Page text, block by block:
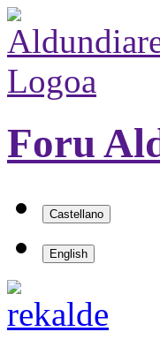
Foru